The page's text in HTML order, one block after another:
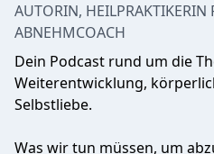
AUTORIN, HEILPRAKTIKERIN
ABNEHMCOACH
Dein Podcast rund um die
Weiterentwicklung,
Selbstliebe.
Was wir tun müssen, um